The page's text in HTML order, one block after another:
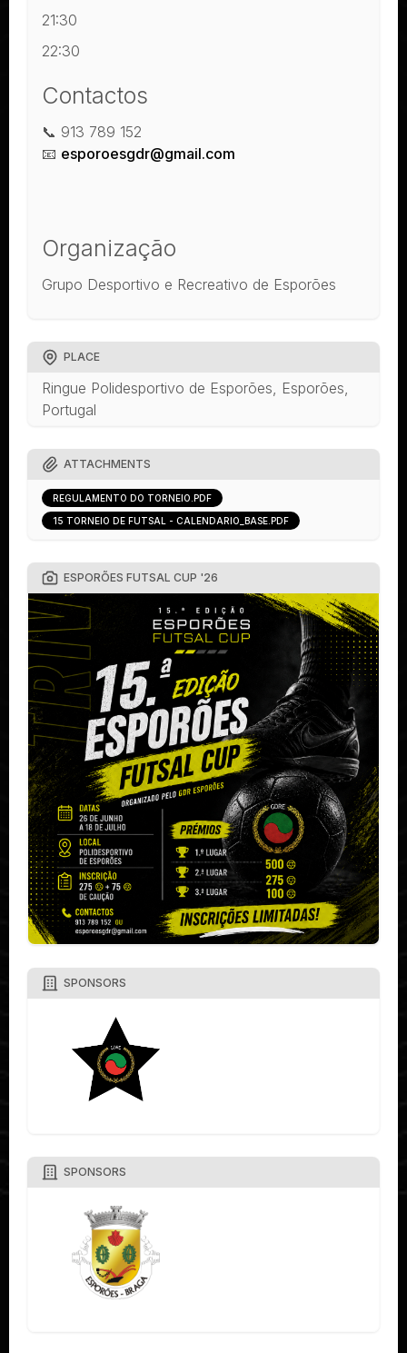
21:30
22:30
Contactos
📞 913 789 152
📧 esporoesgdr@gmail.com
Organização
Grupo Desportivo e Recreativo de Esporões
PLACE
Ringue Polidesportivo de Esporões, Esporões,
Portugal
ATTACHMENTS
REGULAMENTO DO TORNEIO.PDF
15 TORNEIO DE FUTSAL - CALENDÁRIO_BASE.PDF
ESPORÕES FUTSAL CUP '26
SPONSORS
SPONSORS